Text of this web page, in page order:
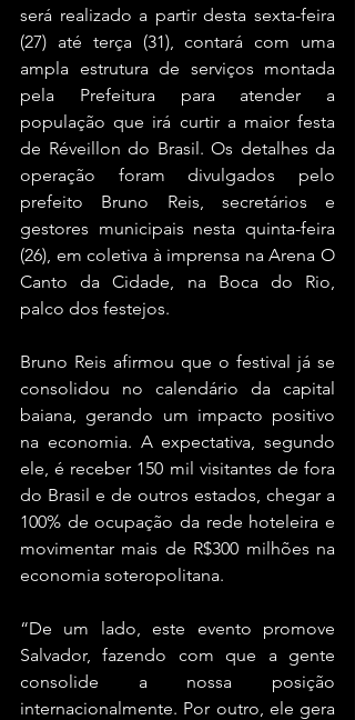
será realizado a partir desta sexta-feira
(27) até terça (31), contará com uma
ampla estrutura de serviços montada
pela Prefeitura para atender a
população que irá curtir a maior festa
de Réveillon do Brasil. Os detalhes da
operação foram divulgados pelo
prefeito Bruno Reis, secretários e
gestores municipais nesta quinta-feira
(26), em coletiva à imprensa na Arena O
Canto da Cidade, na Boca do Rio,
palco dos festejos.
Bruno Reis afirmou que o festival já se
consolidou no calendário da capital
baiana, gerando um impacto positivo
na economia. A expectativa, segundo
ele, é receber 150 mil visitantes de fora
do Brasil e de outros estados, chegar a
100% de ocupação da rede hoteleira e
movimentar mais de R$300 milhões na
economia soteropolitana.
“De um lado, este evento promove
Salvador, fazendo com que a gente
consolide a nossa posição
internacionalmente. Por outro, ele gera